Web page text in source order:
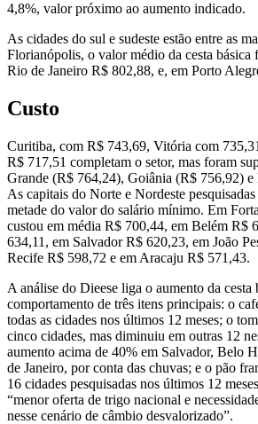
4,8%, valor próximo ao aumento indicado.
As cidades do sul e sudeste estão entre as
Florianópolis, o valor médio da cesta
Rio de Janeiro R$ 802,88, e, em Porto
Custo
Curitiba, com R$ 743,69, Vitória com
R$ 717,51 completam o setor, mas foram
Grande (R$ 764,24), Goiânia (R$ 756,92)
As capitais do Norte e Nordeste
metade do valor do salário mínimo. Em
custou em média R$ 700,44, em Belém R$
634,11, em Salvador R$ 620,23, em João
Recife R$ 598,72 e em Aracaju R$ 571,43.
A análise do Dieese liga o aumento da cesta
comportamento de três itens principais: o
todas as cidades nos últimos 12 meses; o
cinco cidades, mas diminuiu em outras 12
aumento acima de 40% em Salvador, Belo
de Janeiro, por conta das chuvas; e o pão
16 cidades pesquisadas nos últimos 12
“menor oferta de trigo nacional e
nesse cenário de câmbio desvalorizado”.